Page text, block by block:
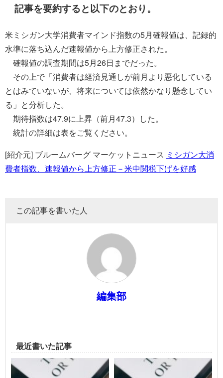
記事を要約すると以下のとおり。
米ミシガン大学消費者マインド指数の5月確報値は、記録的
水準に落ち込んだ速報値から上方修正された。
確報値の調査期間は5月26日までだった。
その上で「消費者は経済見通しが前月より悪化している
とはみていないが、将来については依然かなり懸念してい
る」と分析した。
期待指数は47.9に上昇（前月47.3）した。
統計の詳細は表をご覧ください。
[紹介元] ブルームバーグ マーケットニュース ミシガン大消
費者指数、速報値から上方修正－米中関税下げを好感
この記事を書いた人
編集部
最近書いた記事